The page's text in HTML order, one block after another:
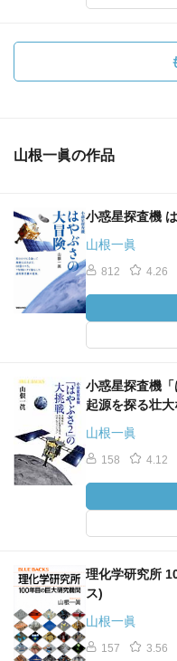
山根一眞の作品
小惑星探査機
山根一眞
812 4.26
小惑星探査機
起源を探る壮
山根一眞
158 4.12
理化学研究所
ス)
山根一眞
157 3.56